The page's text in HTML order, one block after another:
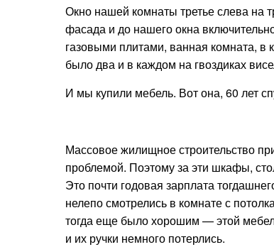
Окно нашей комнаты третье слева на
фасада и до нашего окна
газовыми плитами, ванная комната, в
было два и в каждом на гвоздиках
И мы купили мебель. Вот она, 60 лет
Массовое жилищное строительство
проблемой. Поэтому за эти шкафы,
Это почти годовая зарплата
нелепо смотрелись в комнате с
тогда еще было хорошим — этой
и их ручки немного потерлись.